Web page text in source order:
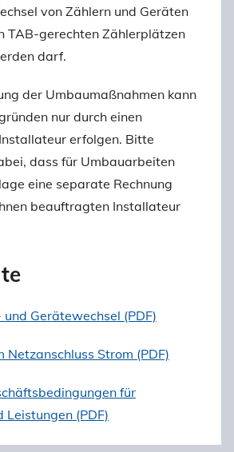
von Zählern und Geräten
TAB-gerechten Zählerplätzen
darf.
der Umbaumaßnahmen kann
nur durch einen
erfolgen. Bitte
dass für Umbauarbeiten
eine separate Rechnung
beauftragten Installateur
Gerätewechsel (PDF)
Netzanschluss Strom (PDF)
für
Leistungen (PDF)